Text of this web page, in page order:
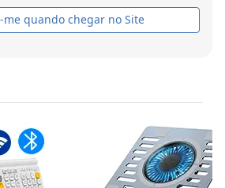
me quando chegar no Site